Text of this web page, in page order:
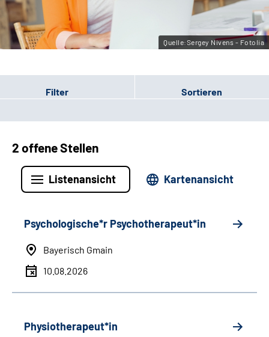
Leichte Sprache
Gebärdensprache
Quelle:Sergey Nivens - Fotolia
Filter Sortieren
2 offene Stellen
Listenansicht Kartenansicht
Psychologische*r Psychotherapeut*in
Bayerisch Gmain
10.08.2026
Physiotherapeut*in